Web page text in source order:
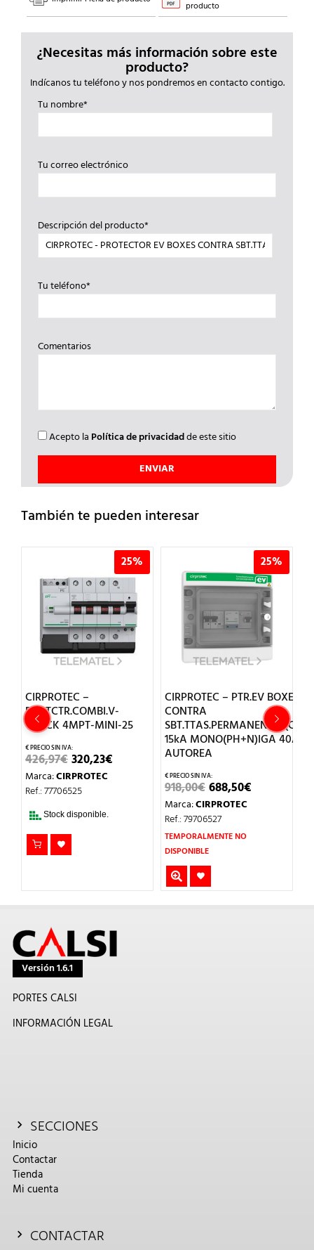
producto
¿Necesitas más información sobre este
producto?
Indícanos tu teléfono y nos pondremos en contacto contigo.
Tu nombre*
Tu correo electrónico
Descripción del producto*
Tu teléfono*
Comentarios
Acepto la Política de privacidadde este sitio
También te pueden interesar
25%
CIRPROTEC –
PROTCTR.COMBI.V-
CHECK 4MPT-MINI-25
426,97€EL
PRECIO
ORIGINAL
ERA:
320,23€
Marca:CIRPROTEC
Ref.: 77706525
Stock disponible.
25%
CIRPROTEC – PTR.EV BOXES
CONTRA
15kA MONO(PH+N)IGA 40A
AUTOREA
918,00€EL
PRECIO
ORIGINAL
ERA:
918,00€.
688,50€
Marca:CIRPROTEC
Ref.: 79706527
TEMPORALMENTE NO
DISPONIBLE
Versión 1.6.1
PORTES CALSI
INFORMACIÓN LEGAL
SECCIONES
Inicio
Contactar
Tienda
Mi cuenta
CONTACTAR